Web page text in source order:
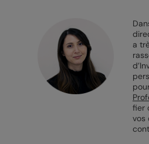
a
fier
vos